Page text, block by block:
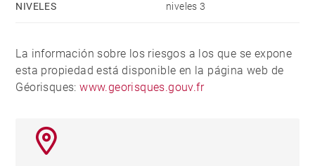
NIVELES niveles 3
La información sobre los riesgos a los que se expone
esta propiedad está disponible en la página web de
Géorisques:www.georisques.gouv.fr